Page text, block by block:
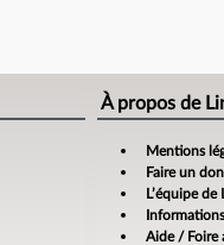
À propos de
Mentions
Faire un don
L’équipe
Aide / Foire